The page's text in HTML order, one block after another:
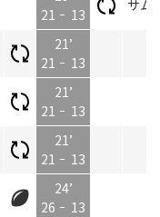
21
13
サム
21’
21
13
21’
21
13
21’
21
13
24’
26
13